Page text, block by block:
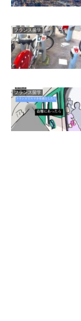
フランス留学
フランス留学